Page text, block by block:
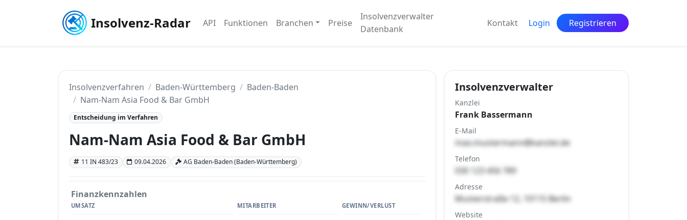
Insolvenz-Radar API Funktionen Branchen Preise
Insolvenzverwalter
Datenbank
Kontakt Login Registrieren
Insolvenzverfahren Baden-Württemberg
Baden-Baden
Nam-Nam Asia Food & Bar GmbH
Entscheidung im Verfahren
Nam-Nam Asia Food & Bar GmbH
11 IN 483/23 09.04.2026 AG Baden-Baden (Baden-Württemberg)
Finanzkennzahlen
UMSATZ MITARBEITER GEWINN/VERLUST
Insolvenzverwalter
Kanzlei
Frank Bassermann
E-Mail
max.mustermann@kanzlei.de
Telefon
030 123 456 789
Adresse
Musterstraße 12, 10115 Berlin
Website